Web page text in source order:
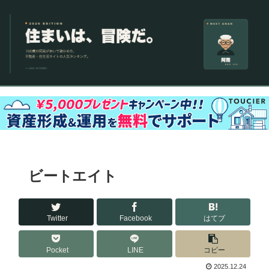
ビートエイト
Twitter Facebook はてブ
Pocket LINE コピー
2025.12.24